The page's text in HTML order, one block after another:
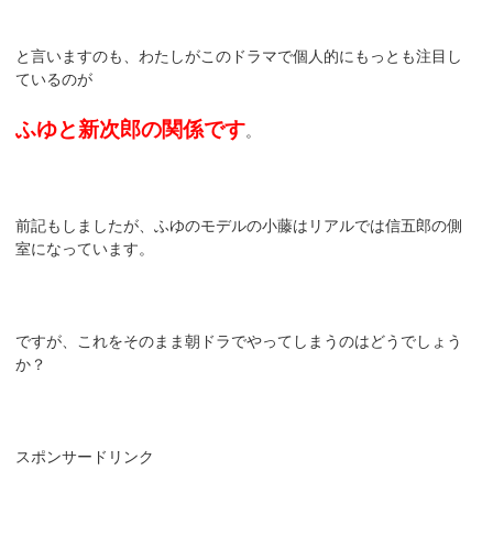
と言いますのも、わたしがこのドラマで個人的にもっとも注目し
ているのが
ふゆと新次郎の関係です。
前記もしましたが、ふゆのモデルの小藤はリアルでは信五郎の側
室になっています。
ですが、これをそのまま朝ドラでやってしまうのはどうでしょう
か？
スポンサードリンク